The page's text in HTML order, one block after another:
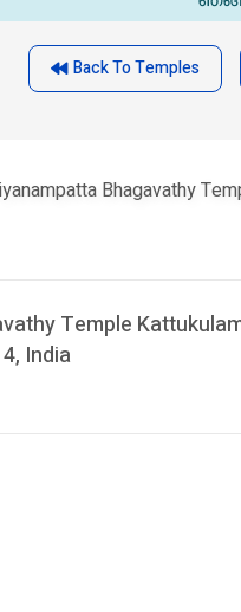
Back To Temples
Bhagavathy
Temple
India